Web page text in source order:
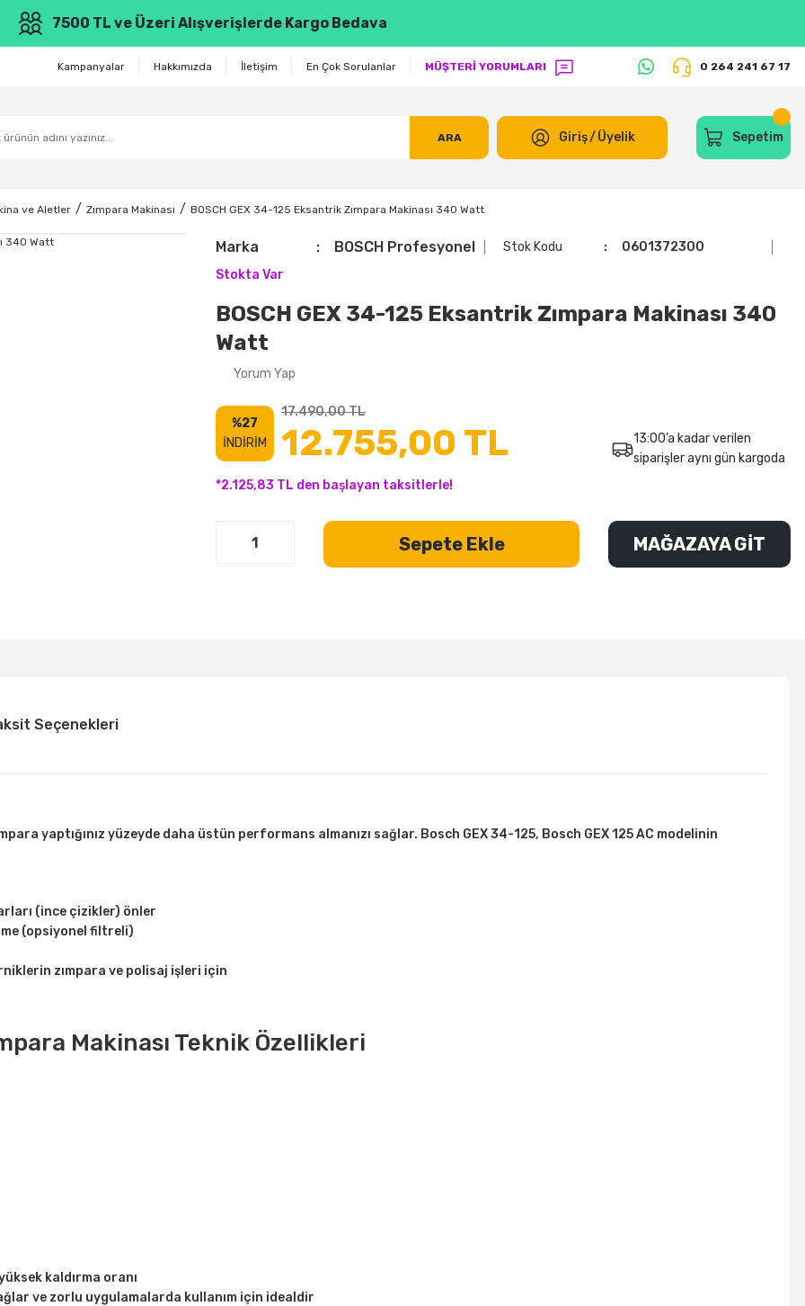
7500 TL ve Üzeri Alışverişlerde Kargo Bedava
Kampanyalar Hakkımızda İletişim En Çok Sorulanlar MÜŞTERİ YORUMLARI 0 264 241 67 17
ARA Giriş/Üyelik Sepetim
ve Aletler Zımpara Makinası BOSCH GEX 34-125 Eksantrik Zımpara Makinası 340 Watt
Marka BOSCH Profesyonel Stok Kodu
0601372300
Stokta Var
BOSCH GEX 34-125 Eksantrik Zımpara Makinası 340
Watt
Yorum Yap
%27
İNDİRİM
17.490,00 TL
12.755,00 TL
*2.125,83 TL den başlayan taksitlerle!
13:00’a kadar verilen
siparişler aynı gün kargoda
Sepete Ekle MAĞAZAYA GİT
Seçenekleri
yaptığınız yüzeyde daha üstün performans almanızı sağlar. Bosch GEX 34-125, Bosch GEX 125 AC modelinin
(ince çizikler) önler
(opsiyonel filtreli)
zımpara ve polisaj işleri için
Makinası Teknik Özellikleri
kaldırma oranı
ve zorlu uygulamalarda kullanım için idealdir